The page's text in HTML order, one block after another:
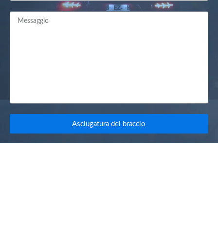
Asciugatura del braccio